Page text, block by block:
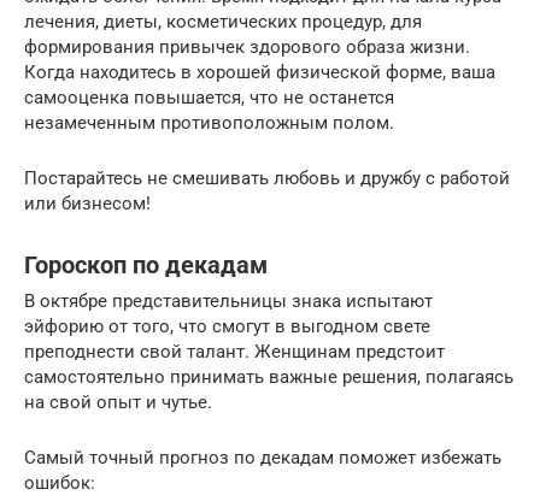
лечения, диеты, косметических процедур, для
формирования привычек здорового образа жизни.
Когда находитесь в хорошей физической форме, ваша
самооценка повышается, что не останется
незамеченным противоположным полом.
Постарайтесь не смешивать любовь и дружбу с работой
или бизнесом!
Гороскоп по декадам
В октябре представительницы знака испытают
эйфорию от того, что смогут в выгодном свете
преподнести свой талант. Женщинам предстоит
самостоятельно принимать важные решения, полагаясь
на свой опыт и чутье.
Самый точный прогноз по декадам поможет избежать
ошибок: